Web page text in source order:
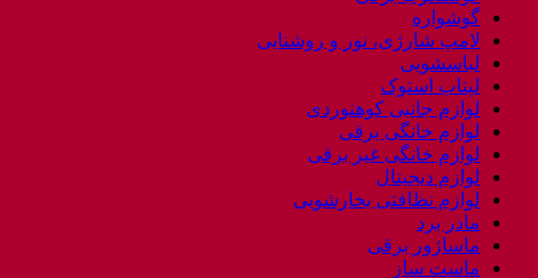
گوشواره
لامپ شارژی، نور و روشنایی
لباسشویی
لپتاب استوک
لوازم جانبی کوهنوردی
لوازم خانگی برقی
لوازم خانگی غیر برقی
لوازم دیجیتال
لوازم نظافتی بخارشویی
مادر برد
ماساژور برقی
ماست ساز